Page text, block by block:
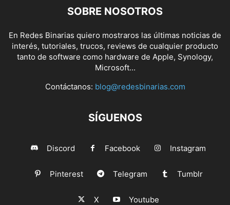
SOBRE NOSOTROS
En Redes Binarias quiero mostraros las últimas noticias de
interés, tutoriales, trucos, reviews de cualquier producto
tanto de software como hardware de Apple, Synology,
Microsoft...
Contáctanos: blog@redesbinarias.com
SÍGUENOS
Discord Facebook Instagram
Pinterest Telegram Tumblr
X Youtube